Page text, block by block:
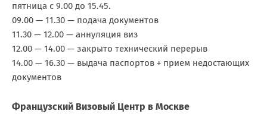
пятница с 9.00 до 15.45.
09.00 — 11.30 — подача документов
11.30 — 12.00 — аннуляция виз
12.00 — 14.00 — закрыто технический перерыв
14.00 — 16.30 — выдача паспортов + прием недостающих
документов
Французский Визовый Центр в Москве